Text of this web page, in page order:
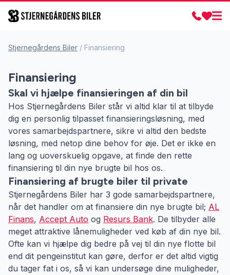
Stjernegårdens Biler / Finansiering
Finansiering
Skal vi hjælpe finansieringen af din bil
Hos Stjernegårdens Biler står vi altid klar til at tilbyde
dig en personlig tilpasset finansieringsløsning, med
vores samarbejdspartnere, sikre vi altid den bedste
løsning, med netop dine behov for øje. Det er ikke en
lang og uoverskuelig opgave, at finde den rette
finansiering til din nye brugte bil hos os.
Finansiering af brugte biler til private
Stjernegårdens Biler har 3 gode samarbejdspartnere,
når det handler om at finansiere din nye brugte bil; AL
Finans, Accept Auto og Resurs Bank. De tilbyder alle
meget attraktive lånemuligheder ved køb af din nye bil.
Ofte kan vi hjælpe dig bedre på vej til din nye flotte bil
end dit pengeinstitut kan gøre, derfor er det altid vigtig
du tager fat i os, så vi kan undersøge dine muligheder,